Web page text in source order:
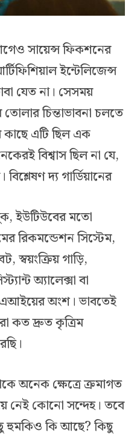
সায়েন্স ফিকশনের
ইন্টেলিজেন্স
যেত না। সেসময়
চিন্তাভাবনা চলতে
এটি ছিল এক
বিশ্বাস ছিল না যে,
দ্য গার্ডিয়ানের
ইউটিউবের মতো
রিকমন্ডেশন সিস্টেম,
স্বয়ংক্রিয় গাড়ি,
অ্যালেক্সা বা
অংশ। ভাবতেই
কত দ্রুত কৃত্রিম
অনেক ক্ষেত্রে ক্রমাগত
নেই কোনো সন্দেহ। তবে
হুমকিও কি আছে? কিছু